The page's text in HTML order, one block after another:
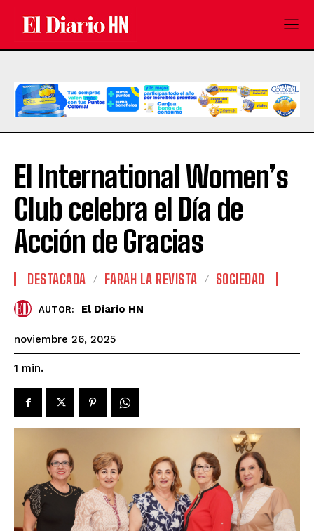
El International Women’s
Club celebra el Día de
Acción de Gracias
DESTACADA FARAH LA REVISTA SOCIEDAD
AUTOR: El Diario HN
noviembre 26, 2025
1 min.